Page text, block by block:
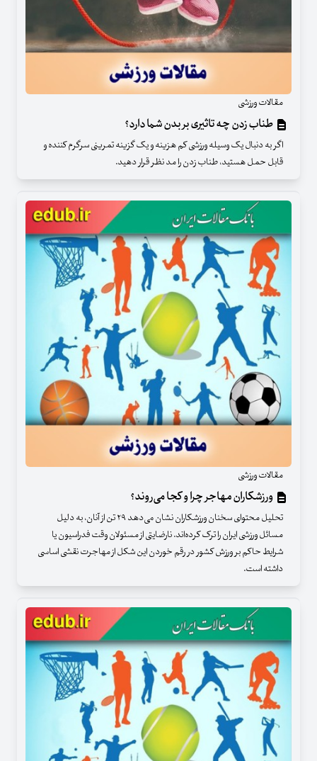
مقالات ورزشی
طناب زدن چه تاثیری بر بدن شما دارد؟
اگر به دنبال یک وسیله ورزشی کم هزینه و یک گزینه تمرینی سرگرم کننده و
قابل حمل هستید، طناب زدن را مد نظر قرار دهید.
مقالات ورزشی
ورزشکاران مهاجر چرا و کجا می‌روند؟
تحلیل محتوای سخنان ورزشکاران نشان می‌دهد ۲۹ تن از آنان، به دلیل
مسائل ورزشی ایران را ترک کرده‌اند. نارضایتی از مسئولان وقت فدراسیون یا
شرایط حاکم بر ورزش کشور در رقم خوردن این شکل از مهاجرت نقشی اساسی
داشته است.